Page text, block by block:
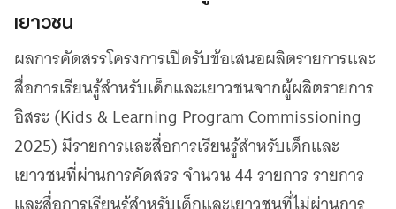
เยาวชน
ผลการคัดสรรโครงการเปิดรับข้อเสนอผลิตรายการและ
สื่อการเรียนรู้สำหรับเด็กและเยาวชนจากผู้ผลิตรายการ
อิสระ (Kids & Learning Program Commissioning
2025) มีรายการและสื่อการเรียนรู้สำหรับเด็กและ
เยาวชนที่ผ่านการคัดสรร จำนวน 44 รายการ รายการ